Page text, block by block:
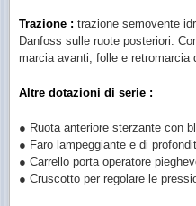
Trazione : trazione semovente
Danfoss sulle ruote posteriori.
marcia avanti, folle e retromarcia
Altre dotazioni di serie :
● Ruota anteriore sterzante con
● Faro lampeggiante e di
● Carrello porta operatore
● Cruscotto per regolare le